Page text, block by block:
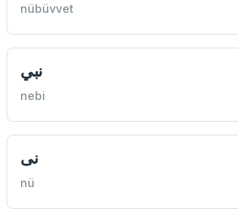
nübüvvet
نبي
nebi
نى
nü